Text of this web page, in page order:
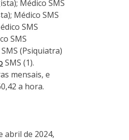
Médico SMS
Médico SMS
SMS
SMS
(Psiquiatra)
SMS (1).
mensais, e
a hora.
abril de 2024,